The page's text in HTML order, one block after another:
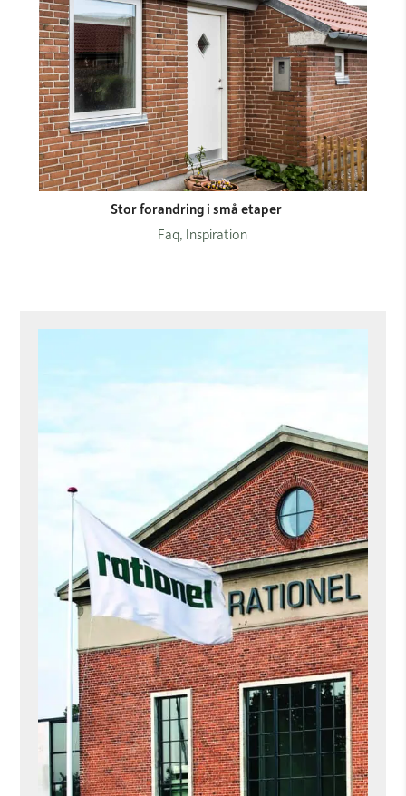
Stor forandring i små etaper
Faq, Inspiration